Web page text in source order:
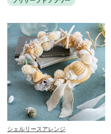
シェルリースアレンジ